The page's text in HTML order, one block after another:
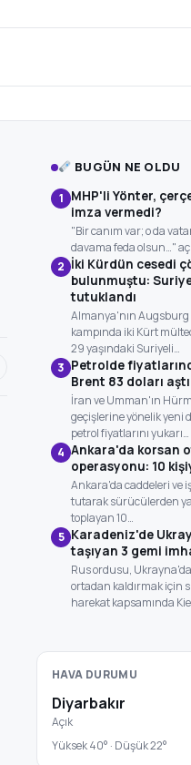
BUGÜN NE OLDU
1 MHP'li Yönter,
imza vermedi?
"Bir canım var; o da
davama feda olsun…"
2 İki Kürdün cesedi
bulunmuştu:
tutuklandı
Almanya'nın
kampında iki Kürt
29 yaşındaki Suriyeli…
3 Petrolde
Brent 83 doları aştı
İran ve Umman'ın
geçişlerine yönelik yeni
petrol fiyatlarını yukarı…
4 Ankara'da korsan
operasyonu: 10
Ankara'da caddeleri ve
tutarak sürücülerden
toplayan 10…
5 Karadeniz'de
taşıyan 3 gemi
Rus ordusu,
ortadan kaldırmak için
harekat kapsamında
HAVA DURUMU
Diyarbakır
Açık
Yüksek 40° · Düşük 22°